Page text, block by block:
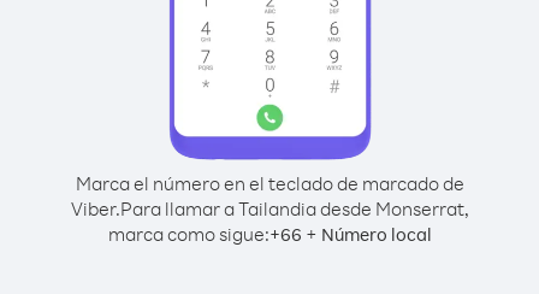
Marca el número en el teclado de marcado de
Viber.Para llamar a Tailandia desde Monserrat,
marca como sigue:+66 + Número local